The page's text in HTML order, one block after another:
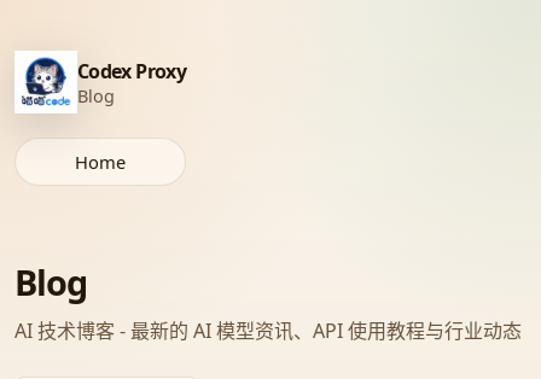
Codex Proxy
Blog
Home
Blog
AI 技术博客 - 最新的 AI 模型资讯、API 使用教程与行业动态